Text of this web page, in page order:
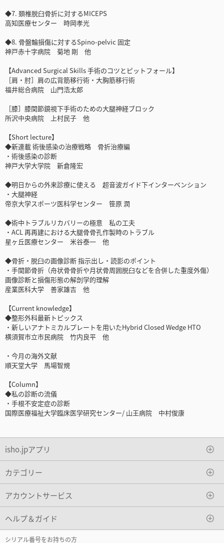
◆7. 頚椎脱臼骨折に対するMICEPS
高知医療センター 時岡孝光
◆8. 骨盤輪損傷に対するSpino-pelvic 固定
神戸赤十字病院 菊地 剛 他
【Advanced Surgical Skills 手術のコツとピットフォール】
［肩・肘］肩の広背筋移行術・大胸筋移行術
福井総合病院 山門浩太郎
［膝］膝関節鏡視下手術のための大腿神経ブロック
所沢中央病院 上村民子 他
【Short lecture】
◆新連載 術後感染の治療戦略 骨折治療編
・術後感染の診断
神戸大学大学院 新倉隆宏
◆明日からの外来診療に使える 超音波ガイド下インターベンション
・大腿神経
帝京大学スポーツ医科学センター 笹原 潤
◆術中トラブルリカバリーの極意 私の工夫
・ACL 再再建における大腿骨骨孔作製時のトラブル
星ヶ丘医療センター 米谷泰一 他
◆骨折・脱臼の画像診断 指示出し・読影のポイント
・手関節骨折（舟状骨骨折や月状骨周囲脱臼などを合併した重度外傷）
画像診断と損傷形態の解剖学的理解
産業医科大学 善家雄吉 他
【Current knowledge】
◆整形外科最新トピックス
・新しいアナトミカルプレートを用いたHybrid Closed Wedge HTO
横須賀市立市民病院 竹内良平 他
・今月の海外文献
順天堂大学 馬場智規
【Column】
◆私の診断の流儀
・手根不安定症の診断
国際医療福祉大学臨床医学研究センター/ 山王病院 中村俊康
isho.jpアプリ
カテゴリー
アカウントサービス
ヘルプ＆ガイド
シリアル番号をお持ちの方